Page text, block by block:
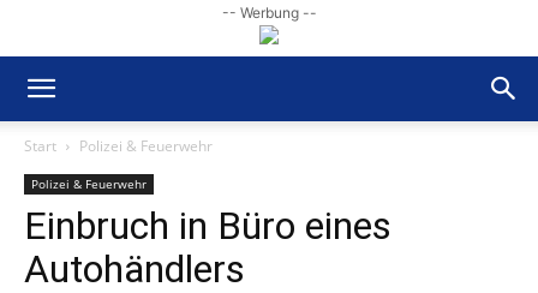
-- Werbung --
Start Polizei & Feuerwehr
Polizei & Feuerwehr
Einbruch in Büro eines
Autohändlers